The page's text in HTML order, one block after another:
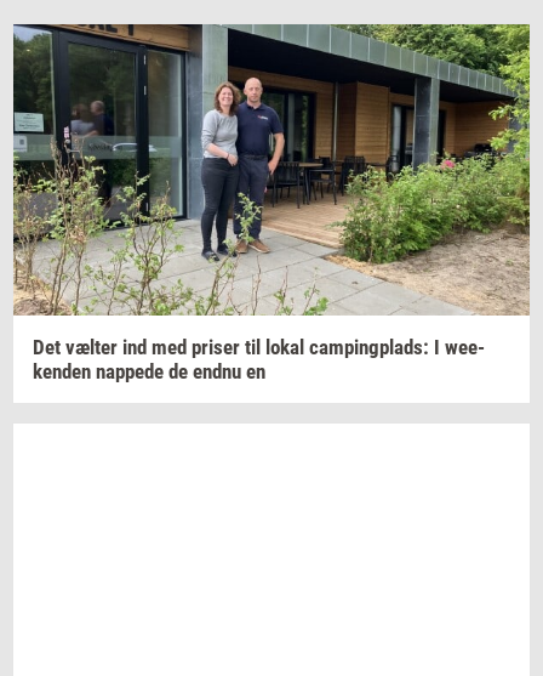
Det væl­ter ind med pri­ser til lokal cam­ping­plads: I we­e­
ken­den nap­pe­de de endnu en